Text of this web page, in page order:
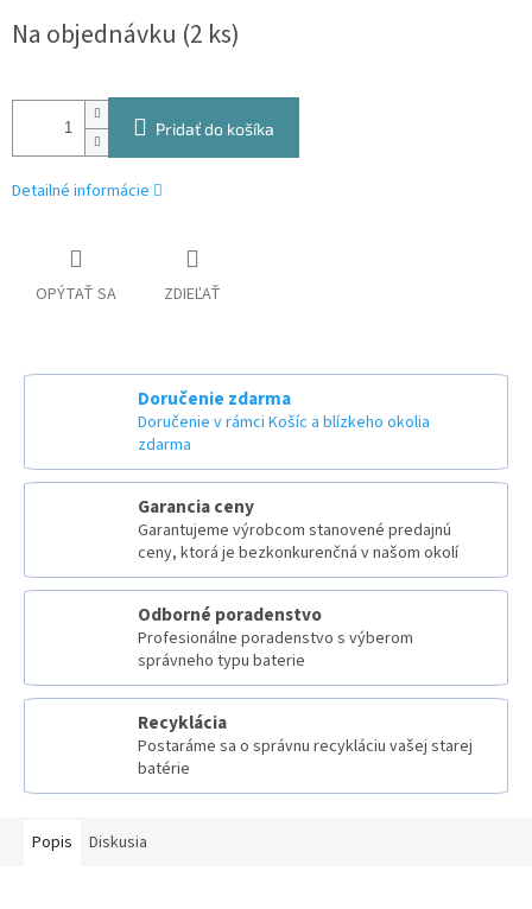
cena:
Na objednávku (2 ks)
Pridať do košíka
Detailné informácie
OPÝTAŤ SA ZDIEĽAŤ
Doručenie zdarma
Doručenie v rámci Košíc a blízkeho okolia
zdarma
Garancia ceny
Garantujeme výrobcom stanovené predajnú
ceny, ktorá je bezkonkurenčná v našom okolí
Odborné poradenstvo
Profesionálne poradenstvo s výberom
správneho typu baterie
Recyklácia
Postaráme sa o správnu recykláciu vašej starej
batérie
Popis Diskusia